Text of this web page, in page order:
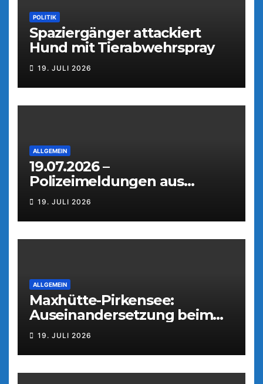
POLITIK
Spaziergänger attackiert
Hund mit Tierabwehrspray
19. JULI 2026
ALLGEMEIN
19.07.2026 –
Polizeimeldungen aus
Weiden
19. JULI 2026
ALLGEMEIN
Maxhütte-Pirkensee:
Auseinandersetzung beim
Parkfest
19. JULI 2026